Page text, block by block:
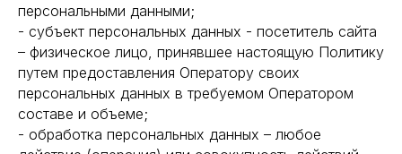
персональными данными;
- субъект персональных данных - посетитель сайта
– физическое лицо, принявшее настоящую Политику
путем предоставления Оператору своих
персональных данных в требуемом Оператором
составе и объеме;
- обработка персональных данных – любое